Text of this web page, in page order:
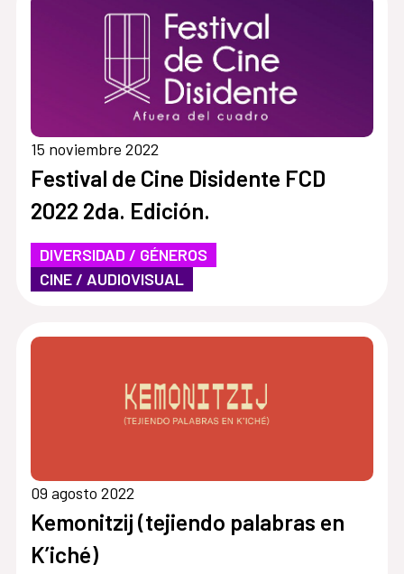
15 noviembre 2022
Festival de Cine Disidente FCD
2022 2da. Edición.
DIVERSIDAD / GÉNEROS
CINE / AUDIOVISUAL
09 agosto 2022
Kemonitzij (tejiendo palabras en
K’iché)